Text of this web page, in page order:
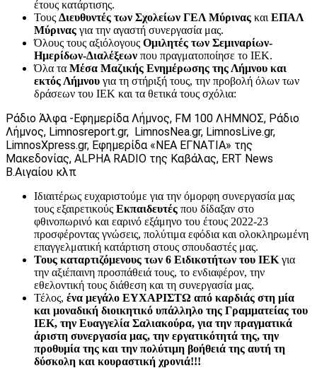
έτους κατάρτισης.
Τους Διευθυντές των Σχολείων ΓΕΛ Μύρινας και ΕΠΑΛ
Μύρινας για την αγαστή συνεργασία μας.
Όλους τους αξιόλογους Ομιλητές των Σεμιναρίων-
Ημερίδων-Διαλέξεων που πραγματοποίησε το ΙΕΚ.
Όλα τα Μέσα Μαζικής Ενημέρωσης της Λήμνου και
εκτός Λήμνου για τη στήριξή τους, την προβολή όλων των
δράσεων του ΙΕΚ και τα θετικά τους σχόλια:
Ράδιο Άλφα -Εφημερίδα Λήμνος, FM 100 ΛΗΜΝΟΣ, Ράδιο
Λήμνος, Limnosreport.gr, LimnosNea.gr, LimnosLive.gr,
LimnosXpress.gr, Εφημερίδα «ΝΕΑ ΕΓΝΑΤΙΑ» της
Μακεδονίας, ALPHA RADIO της Καβάλας, ERT News
Β.Αιγαίου κλπ
Ιδιαιτέρως ευχαριστούμε για την όμορφη συνεργασία μας
τους εξαιρετικούς Εκπαιδευτές που δίδαξαν στο
φθινοπωρινό και εαρινό εξάμηνο του έτους 2022-23
προσφέροντας γνώσεις, πολύτιμα εφόδια και ολοκληρωμένη
επαγγελματική κατάρτιση στους σπουδαστές μας.
Τους καταρτιζόμενους των 6 Ειδικοτήτων του ΙΕΚ για
την αξιέπαινη προσπάθειά τους, το ενδιαφέρον, την
εθελοντική τους διάθεση και τη συνεργασία μας.
Τέλος, ένα μεγάλο ΕΥΧΑΡΙΣΤΩ από καρδιάς στη μία
και μοναδική διοικητικό υπάλληλο της Γραμματείας του
ΙΕΚ, την Ευαγγελία Σαλιακούρα, για την πραγματικά
άριστη συνεργασία μας, την εργατικότητά της, την
προθυμία της και την πολύτιμη βοήθειά της αυτή τη
δύσκολη και κουραστική χρονιά!!!